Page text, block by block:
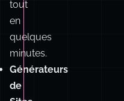
Générateurs
de
Sites
Statiques
:
Utilisez